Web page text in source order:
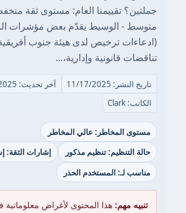
تقييمنا العام: مستوى ثقة منخفض إلى
- الوسيط يقدّم بعض مؤشرات المصداقية
ترخيص لدى هيئة جنوب أفريقية)، لكن
قانونية وإدارية،...
النشر: 11/17/2025
آخر تحديث: 11/17/2025
المخاطر: عالي المخاطر
التنظيم: تنظيم مذكور
إشارات الثقة: إشارات
لـ: المستخدم الحذر
هذا المحتوى لأغراض معلوماتية فقط. تحقق